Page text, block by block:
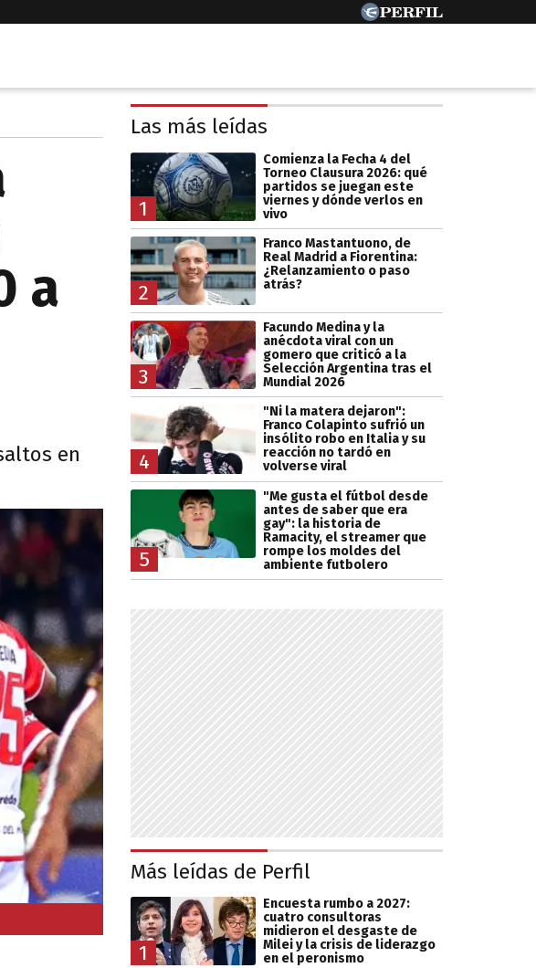
a
en
Las más leídas
1
Comienza la Fecha 4 del
Torneo Clausura 2026: qué
partidos se juegan este
viernes y dónde verlos en
vivo
2
Franco Mastantuono, de
Real Madrid a Fiorentina:
¿Relanzamiento o paso
atrás?
3
Facundo Medina y la
anécdota viral con un
gomero que criticó a la
Selección Argentina tras el
Mundial 2026
4
"Ni la matera dejaron":
Franco Colapinto sufrió un
insólito robo en Italia y su
reacción no tardó en
volverse viral
5
"Me gusta el fútbol desde
antes de saber que era
gay": la historia de
Ramacity, el streamer que
rompe los moldes del
ambiente futbolero
Más leídas de Perfil
1
Encuesta rumbo a 2027:
cuatro consultoras
midieron el desgaste de
Milei y la crisis de liderazgo
en el peronismo